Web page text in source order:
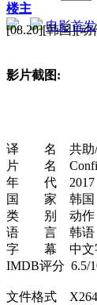
楼主
电影首发
[08.20][韩国][动
影片截图:
译 名 共助/机
片 名
年 代 2017
国 家 韩国
类 别 动作
语 言 韩语
字 幕 中文
IMDB评分 6.5/
文件格式 X264